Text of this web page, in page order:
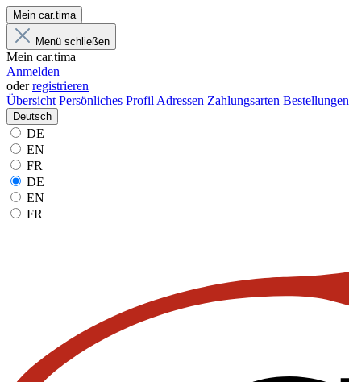
Mein car.tima
Menü schließen
Mein car.tima
Anmelden
oderregistrieren
Übersicht Persönliches Profil Adressen Zahlungsarten Bestellungen
Deutsch
DE
EN
FR
DE
EN
FR